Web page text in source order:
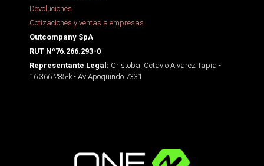
Devoluciones
Cotizaciones y ventas a empresas
Outcompany SpA
RUT Nº76.266.293-0
Representante Legal: Cristobal Octavio Alvarez Tapia -
16.366.285-k - Av Apoquindo 7331